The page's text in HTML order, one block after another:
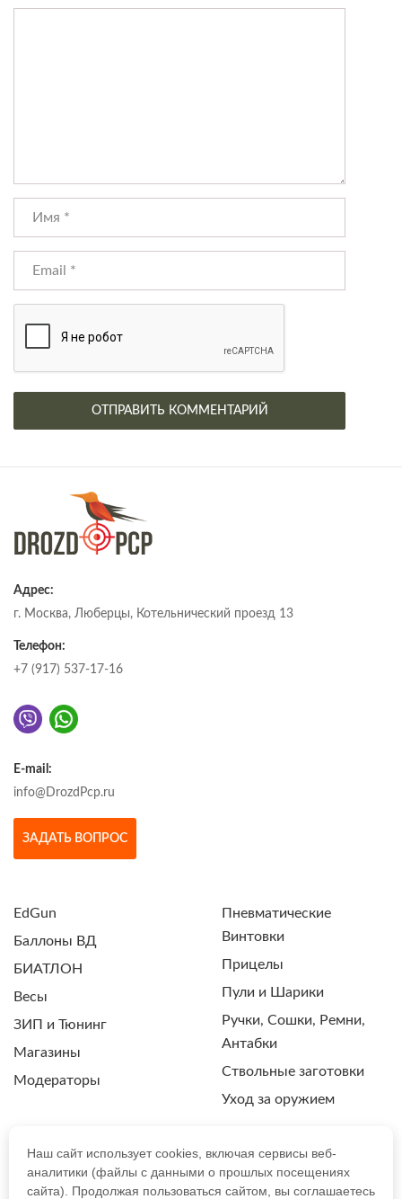
Адрес:
г. Москва, Люберцы, Котельнический проезд 13
Телефон:
+7 (917) 537-17-16
E-mail:
info@DrozdPcp.ru
ЗАДАТЬ ВОПРОС
EdGun
Баллоны ВД
БИАТЛОН
Весы
ЗИП и Тюнинг
Магазины
Модераторы
Пневматические
Винтовки
Прицелы
Пули и Шарики
Ручки, Сошки, Ремни,
Антабки
Ствольные заготовки
Уход за оружием
ПОЛИТИКА КОНФИДЕНЦИАЛЬНОСТИ
Наш сайт использует cookies, включая сервисы веб-
аналитики (файлы с данными о прошлых посещениях
сайта). Продолжая пользоваться сайтом, вы соглашаетесь